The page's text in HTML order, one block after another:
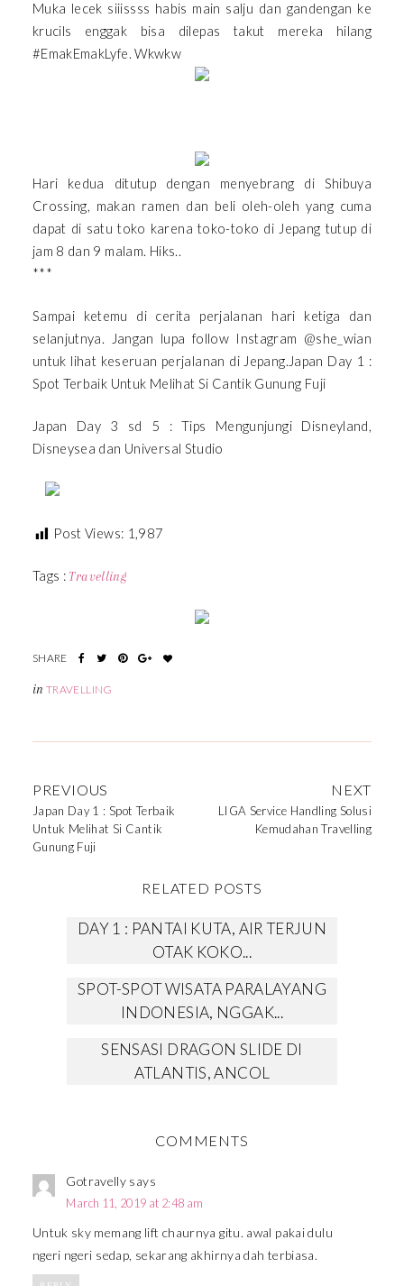
Muka lecek siiissss habis main salju dan gandengan ke
krucils enggak bisa dilepas takut mereka hilang
#EmakEmakLyfe. Wkwkw
Hari kedua ditutup dengan menyebrang di Shibuya
Crossing, makan ramen dan beli oleh-oleh yang cuma
dapat di satu toko karena toko-toko di Jepang tutup di
jam 8 dan 9 malam. Hiks..
***
Sampai ketemu di cerita perjalanan hari ketiga dan
selanjutnya. Jangan lupa follow Instagram @she_wian
untuk lihat keseruan perjalanan di Jepang.Japan Day 1 :
Spot Terbaik Untuk Melihat Si Cantik Gunung Fuji
Japan Day 3 sd 5 : Tips Mengunjungi Disneyland,
Disneysea dan Universal Studio
Post Views: 1,987
Tags : Travelling
in TRAVELLING
PREVIOUS
Japan Day 1 : Spot Terbaik
Untuk Melihat Si Cantik
Gunung Fuji
NEXT
LIGA Service Handling Solusi
Kemudahan Travelling
RELATED POSTS
DAY 1 : PANTAI KUTA, AIR TERJUN
OTAK KOKO...
SPOT-SPOT WISATA PARALAYANG
INDONESIA, NGGAK...
SENSASI DRAGON SLIDE DI
ATLANTIS, ANCOL
COMMENTS
Gotravelly says
March 11, 2019 at 2:48 am
Untuk sky memang lift chaurnya gitu. awal pakai dulu
ngeri ngeri sedap, sekarang akhirnya dah terbiasa.